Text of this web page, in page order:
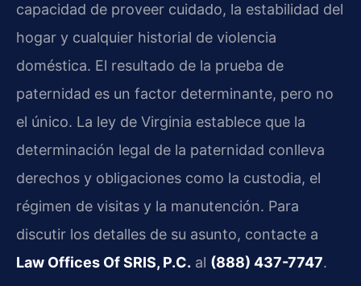
capacidad de proveer cuidado, la estabilidad del
hogar y cualquier historial de violencia
doméstica. El resultado de la prueba de
paternidad es un factor determinante, pero no
el único. La ley de Virginia establece que la
determinación legal de la paternidad conlleva
derechos y obligaciones como la custodia, el
régimen de visitas y la manutención. Para
discutir los detalles de su asunto, contacte a
Law Offices Of SRIS, P.C. al (888) 437-7747.